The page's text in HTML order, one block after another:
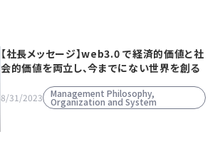
【社長メッセージ】web3.0 で経済的価値と社
会的価値を両立し、今までにない世界を創る
8/31/2023 Management Philosophy,
Organization and System